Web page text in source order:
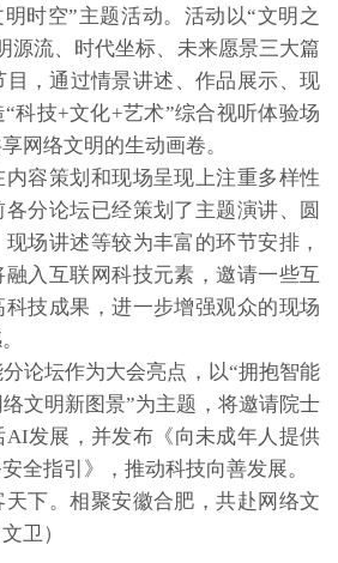
时空”主题活动。活动以“文明之
源流、时代坐标、未来愿景三大篇
目，通过情景讲述、作品展示、现
科技+文化+艺术”综合视听体验场
网络文明的生动画卷。
容策划和现场呈现上注重多样性
分论坛已经策划了主题演讲、圆
场讲述等较为丰富的环节安排，
入互联网科技元素，邀请一些互
技成果，进一步增强观众的现场
坛作为大会亮点，以“拥抱智能
文明新图景”为主题，将邀请院士
发展，并发布《向未成年人提供
全指引》，推动科技向善发展。
下。相聚安徽合肥，共赴网络文
卫）